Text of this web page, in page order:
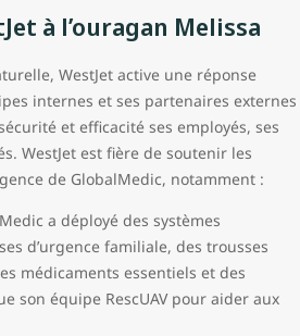
à l’ouragan Melissa
WestJet active une réponse
internes et ses partenaires externes
et efficacité ses employés, ses
WestJet est fière de soutenir les
de GlobalMedic, notamment :
a déployé des systèmes
d’urgence familiale, des trousses
médicaments essentiels et des
son équipe RescUAV pour aider aux